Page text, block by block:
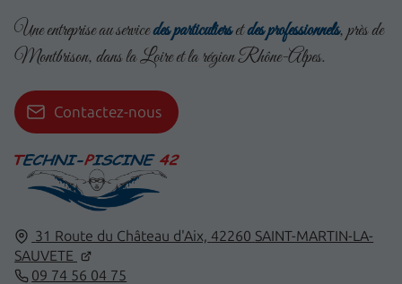
31 Route du Château d'Aix, 42260 SAINT-MARTIN-LA-
SAUVETE
09 74 56 04 75
Une entreprise au servicedes particuliersetdes professionnels, près de
Montbrison, dans la Loire et la région Rhône-Alpes.
Contactez-nous